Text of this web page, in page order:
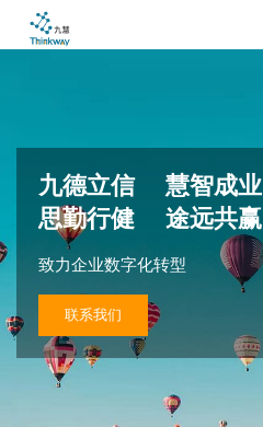
九德立信 慧智成业
思勤行健 途远共赢
致力企业数字化转型
联系我们